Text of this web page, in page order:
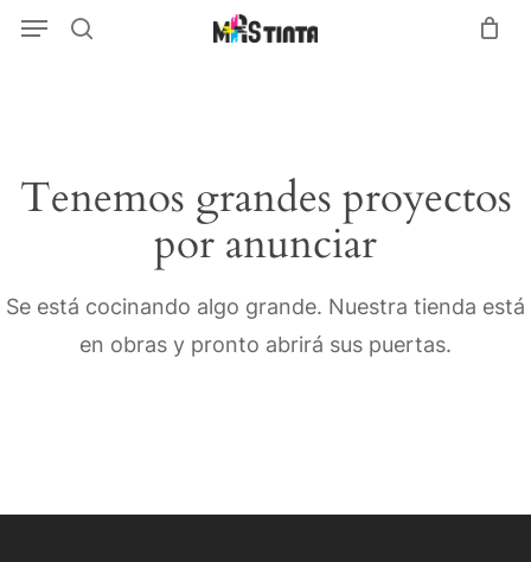
SkipMenu
Tenemos grandes proyectos
por anunciar
Se está cocinando algo grande. Nuestra tienda está
en obras y pronto abrirá sus puertas.
Menu